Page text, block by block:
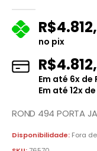
R$
no pix
R$
Em até 6x de
Em até 12x de
ROND 494 PORTA
Disponibilidade: Fora